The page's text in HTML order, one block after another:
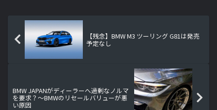
【残念】BMW M3 ツーリング G81は発売
予定なし
BMW JAPANがディーラーへ過剰なノルマ
を要求？～BMWのリセールバリューが悪
い原因